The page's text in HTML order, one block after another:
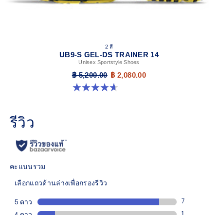
2 สี
UB9-S GEL-DS TRAINER 14
Unisex Sportstyle Shoes
฿ 5,200.00 ฿ 2,080.00
4.7 จาก 5 ดาว 93 รีวิว